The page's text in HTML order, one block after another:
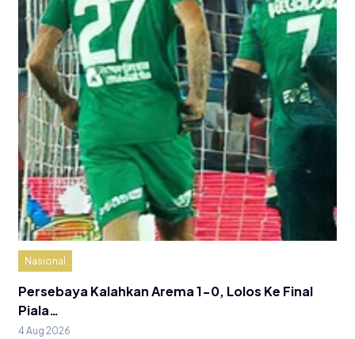
Nasional
Persebaya Kalahkan Arema 1-0, Lolos Ke Final
Piala…
4 Aug 2026